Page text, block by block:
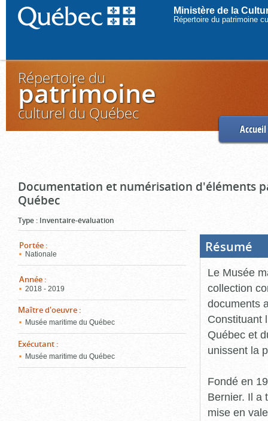
Ministère de la
Répertoire du patrimoine
Répertoire du
patrimoine
culturel du Québec
Accueil
Documentation et numérisation d'éléments
Québec
Type : Inventaire-évaluation
Portée :
Nationale
Année :
2018 - 2019
Maître d'oeuvre :
Musée maritime du Québec
Exécutant :
Musée maritime du Québec
Résumé
Le Musée
collection
documents
Constituant
Québec et
unissent la
Fondé en
Bernier. Il a
mise en